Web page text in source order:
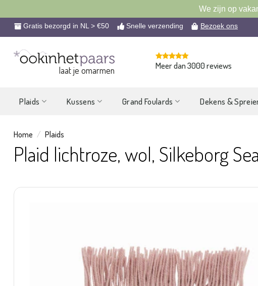
We zijn op
naar
inhoud
Gratis bezorgd in NL > €50 Snelle verzending Bezoek ons
laat je omarmen Meer dan 3000 reviews
Plaids Kussens Grand Foulards Dekens &
Home / Plaids
Plaid lichtroze, wol, Silkeborg